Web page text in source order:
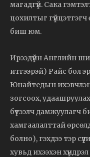
магадгүй. Сака
цохилтыг
биш юм.
Ирээдүйн Английн
итгээрэй) Райс бол
Юнайтедын ихэвчлэн
зогсоох,
бүтээлч дамжуулагч
хамгаалалттай
болно), гэхдээ тэр
хувьд ихээхэн